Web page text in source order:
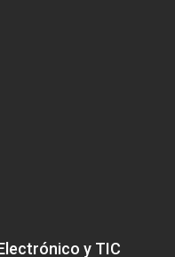
y TIC